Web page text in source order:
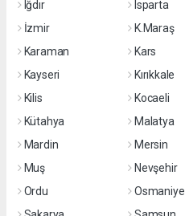
Iğdır
Isparta
İzmir
K.Maraş
Karaman
Kars
Kayseri
Kırıkkale
Kilis
Kocaeli
Kütahya
Malatya
Mardin
Mersin
Muş
Nevşehir
Ordu
Osmaniye